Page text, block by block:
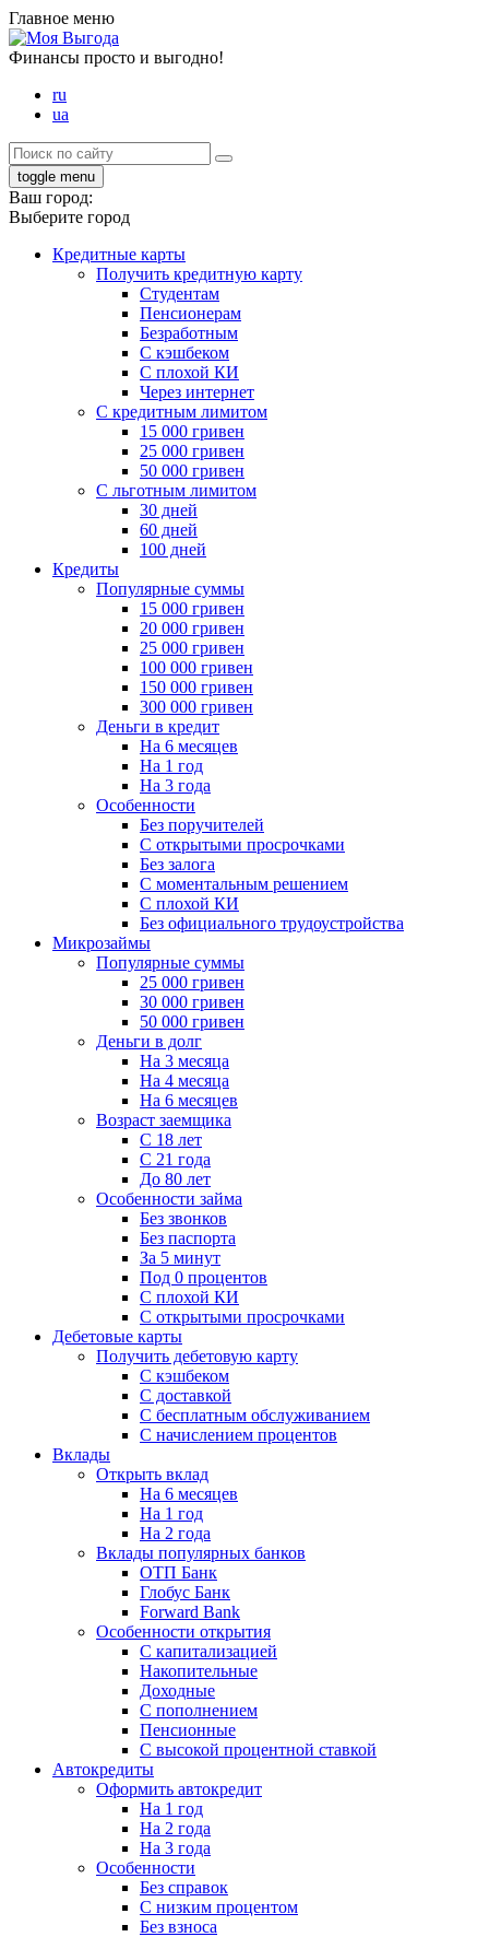
Главное меню
Финансы просто и выгодно!
ru
ua
toggle menu
Ваш город:
Выберите город
Кредитные карты
Получить кредитную карту
Студентам
Пенсионерам
Безработным
С кэшбеком
С плохой КИ
Через интернет
С кредитным лимитом
15 000 гривен
25 000 гривен
50 000 гривен
С льготным лимитом
30 дней
60 дней
100 дней
Кредиты
Популярные суммы
15 000 гривен
20 000 гривен
25 000 гривен
100 000 гривен
150 000 гривен
300 000 гривен
Деньги в кредит
На 6 месяцев
На 1 год
На 3 года
Особенности
Без поручителей
С открытыми просрочками
Без залога
С моментальным решением
С плохой КИ
Без официального трудоустройства
Микрозаймы
Популярные суммы
25 000 гривен
30 000 гривен
50 000 гривен
Деньги в долг
На 3 месяца
На 4 месяца
На 6 месяцев
Возраст заемщика
С 18 лет
С 21 года
До 80 лет
Особенности займа
Без звонков
Без паспорта
За 5 минут
Под 0 процентов
С плохой КИ
С открытыми просрочками
Дебетовые карты
Получить дебетовую карту
С кэшбеком
С доставкой
С бесплатным обслуживанием
С начислением процентов
Вклады
Открыть вклад
На 6 месяцев
На 1 год
На 2 года
Вклады популярных банков
ОТП Банк
Глобус Банк
Forward Bank
Особенности открытия
С капитализацией
Накопительные
Доходные
С пополнением
Пенсионные
С высокой процентной ставкой
Автокредиты
Оформить автокредит
На 1 год
На 2 года
На 3 года
Особенности
Без справок
С низким процентом
Без взноса